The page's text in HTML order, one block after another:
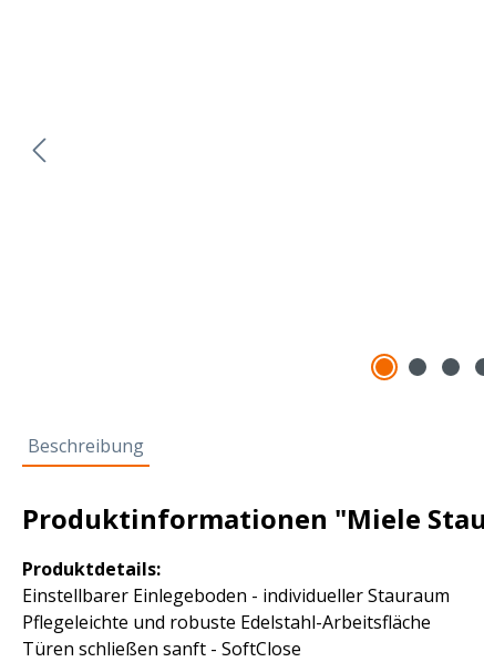
Beschreibung
Produktinformationen "Miele
Produktdetails:
Einstellbarer Einlegeboden - individueller Stauraum
Pflegeleichte und robuste Edelstahl-Arbeitsfläche
Türen schließen sanft - SoftClose